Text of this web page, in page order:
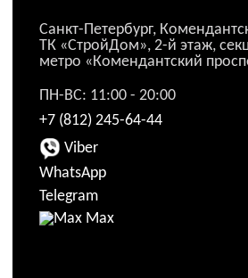
Санкт-Петербург,
ТК «СтройДом», 2-й этаж,
метро «Комендантский
ПН-ВС: 11:00 - 20:00
+7 (812) 245-64-44
Viber
WhatsApp
Telegram
Max